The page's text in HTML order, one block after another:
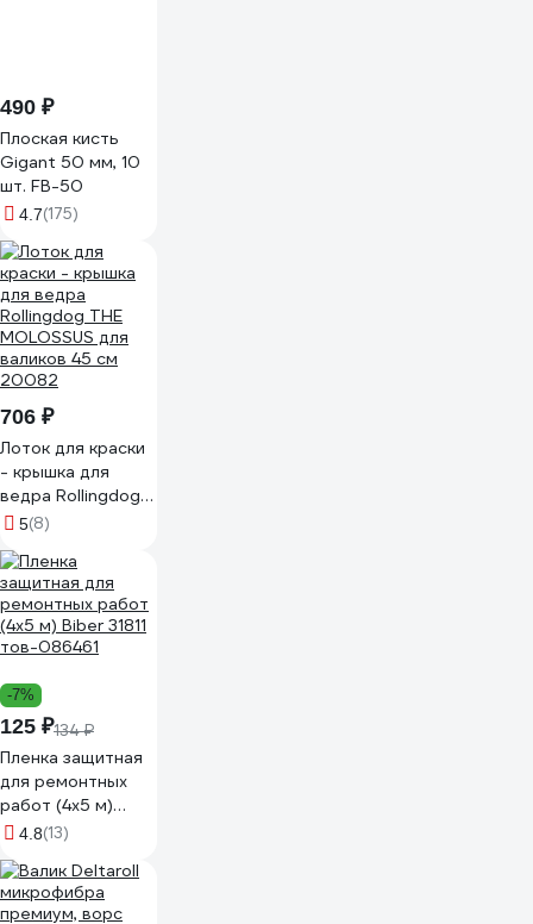
490 ₽
Плоская кисть
Gigant 50 мм, 10
шт. FB-50
4.7(175)
706 ₽
Лоток для краски
- крышка для
ведра Rollingdog
THE MOLOSSUS
20082
5(8)
-7%
125 ₽134 ₽
Пленка защитная
для ремонтных
работ (4х5 м)
Biber 31811
4.8(13)